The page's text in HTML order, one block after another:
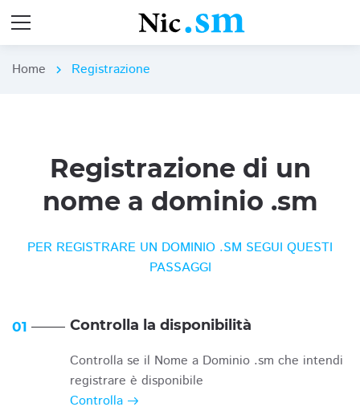
Home chevron_right Registrazione
Registrazione di un
nome a dominio .sm
PER REGISTRARE UN DOMINIO .SM SEGUI QUESTI
PASSAGGI
01 Controlla la disponibilità
Controlla se il Nome a Dominio .sm che intendi
registrare è disponibile
Controlla